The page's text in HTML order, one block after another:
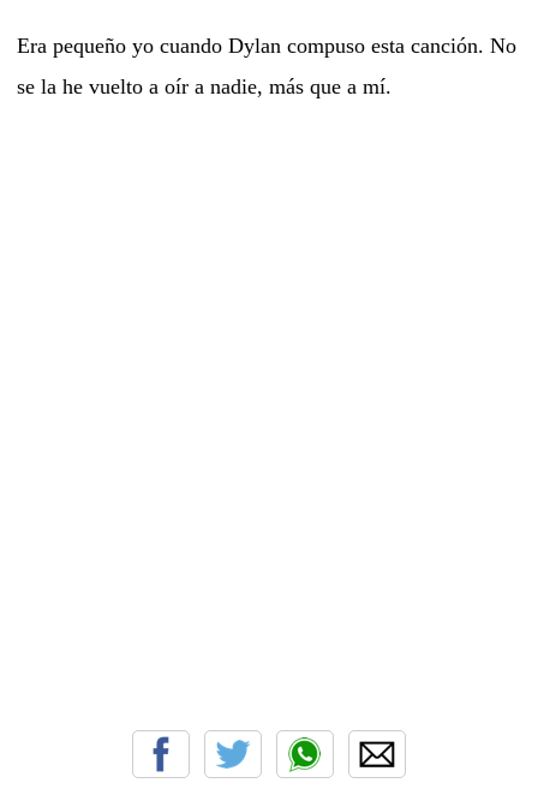
Era pequeño yo cuando Dylan compuso esta canción. No
se la he vuelto a oír a nadie, más que a mí.